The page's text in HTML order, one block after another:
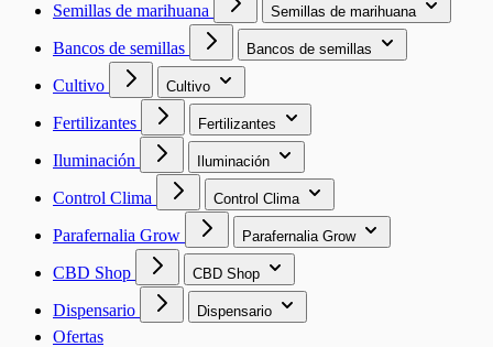
Semillas de marihuana Semillas de marihuana
Bancos de semillas Bancos de semillas
Cultivo Cultivo
Fertilizantes Fertilizantes
Iluminación Iluminación
Control Clima Control Clima
Parafernalia Grow Parafernalia Grow
CBD Shop CBD Shop
Dispensario Dispensario
Ofertas